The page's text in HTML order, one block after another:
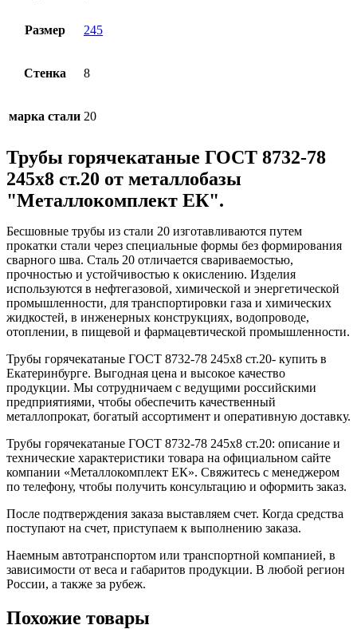
Размер 245
Стенка 8
марка стали 20
Трубы горячекатаные ГОСТ 8732-78
245x8 ст.20 от металлобазы
"Металлокомплект ЕК".
Бесшовные трубы из стали 20 изготавливаются путем
прокатки стали через специальные формы без формирования
сварного шва. Сталь 20 отличается свариваемостью,
прочностью и устойчивостью к окислению. Изделия
используются в нефтегазовой, химической и энергетической
промышленности, для транспортировки газа и химических
жидкостей, в инженерных конструкциях, водопроводе,
отоплении, в пищевой и фармацевтической промышленности.
Трубы горячекатаные ГОСТ 8732-78 245x8 ст.20- купить в
Екатеринбурге. Выгодная цена и высокое качество
продукции. Мы сотрудничаем с ведущими российскими
предприятиями, чтобы обеспечить качественный
металлопрокат, богатый ассортимент и оперативную доставку.
Трубы горячекатаные ГОСТ 8732-78 245x8 ст.20: описание и
технические характеристики товара на официальном сайте
компании «Металлокомплект ЕК». Свяжитесь с менеджером
по телефону, чтобы получить консультацию и оформить заказ.
После подтверждения заказа выставляем счет. Когда средства
поступают на счет, приступаем к выполнению заказа.
Наемным автотранспортом или транспортной компанией, в
зависимости от веса и габаритов продукции. В любой регион
России, а также за рубеж.
Похожие товары